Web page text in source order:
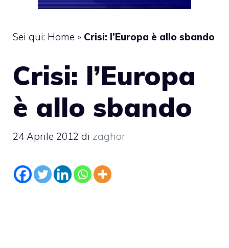
Sei qui: Home » Crisi: l’Europa è allo sbando
Crisi: l’Europa
è allo sbando
24 Aprile 2012 di zaghor